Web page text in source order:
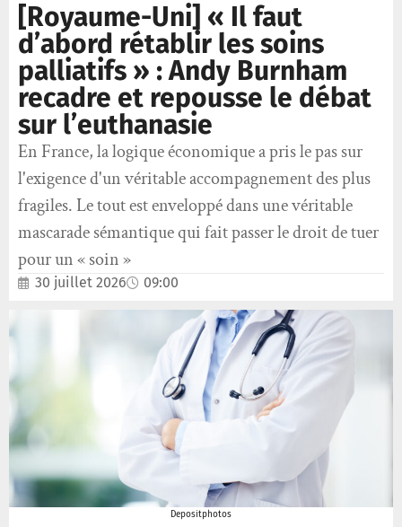
[Royaume-Uni] « Il faut
d’abord rétablir les soins
palliatifs » : Andy Burnham
recadre et repousse le débat
sur l’euthanasie
En France, la logique économique a pris le pas sur
l'exigence d'un véritable accompagnement des plus
fragiles. Le tout est enveloppé dans une véritable
mascarade sémantique qui fait passer le droit de tuer
pour un « soin »
30 juillet 2026 09:00
Depositphotos